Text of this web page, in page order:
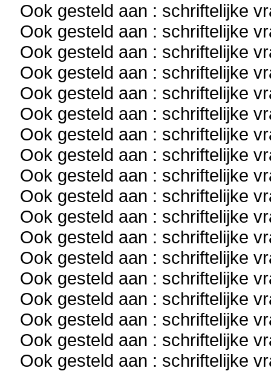
Ook gesteld aan : schriftelijke
Ook gesteld aan : schriftelijke
Ook gesteld aan : schriftelijke
Ook gesteld aan : schriftelijke
Ook gesteld aan : schriftelijke
Ook gesteld aan : schriftelijke
Ook gesteld aan : schriftelijke
Ook gesteld aan : schriftelijke
Ook gesteld aan : schriftelijke
Ook gesteld aan : schriftelijke
Ook gesteld aan : schriftelijke
Ook gesteld aan : schriftelijke
Ook gesteld aan : schriftelijke
Ook gesteld aan : schriftelijke
Ook gesteld aan : schriftelijke
Ook gesteld aan : schriftelijke
Ook gesteld aan : schriftelijke
Ook gesteld aan : schriftelijke